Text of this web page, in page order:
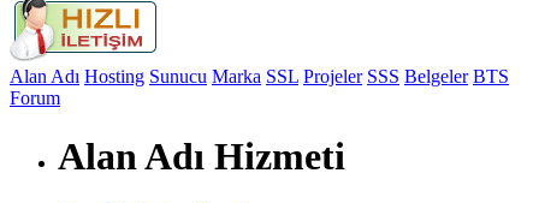
Alan Adı Hosting Sunucu Marka SSL Projeler SSS Belgeler BTS
Forum
Alan Adı Hizmeti